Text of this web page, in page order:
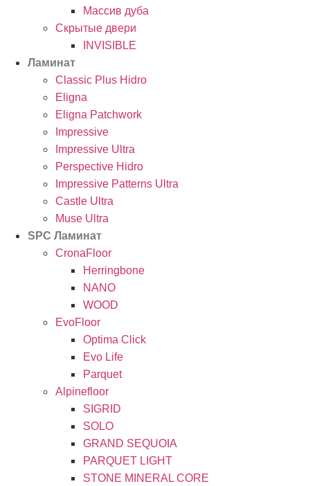
Массив дуба
Скрытые двери
INVISIBLE
Ламинат
Classic Plus Hidro
Eligna
Eligna Patchwork
Impressive
Impressive Ultra
Perspective Hidro
Impressive Patterns Ultra
Castle Ultra
Muse Ultra
SPC Ламинат
CronaFloor
Herringbone
NANO
WOOD
EvoFloor
Optima Click
Evo Life
Parquet
Alpinefloor
SIGRID
SOLO
GRAND SEQUOIA
PARQUET LIGHT
STONE MINERAL CORE